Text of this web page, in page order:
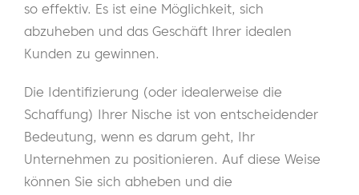
so effektiv. Es ist eine Möglichkeit, sich
abzuheben und das Geschäft Ihrer idealen
Kunden zu gewinnen.
Die Identifizierung (oder idealerweise die
Schaffung) Ihrer Nische ist von entscheidender
Bedeutung, wenn es darum geht, Ihr
Unternehmen zu positionieren. Auf diese Weise
können Sie sich abheben und die